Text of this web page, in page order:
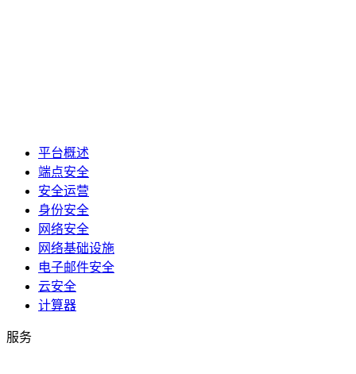
平台概述
端点安全
安全运营
身份安全
网络安全
网络基础设施
电子邮件安全
云安全
计算器
服务